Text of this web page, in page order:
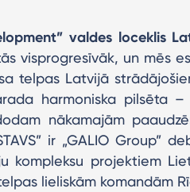
valdes loceklis
visprogresīvāk, un mēs
telpas Latvijā
harmoniska pilsēta –
nākamajām
ir „GALIO Group”
kompleksu projektiem
lieliskām komandām